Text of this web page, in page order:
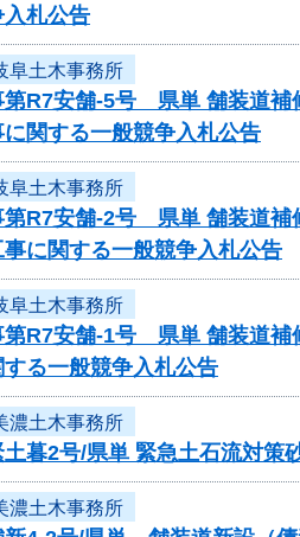
札公告
阜土木事務所
第R7安舗-5号 県単 舗装道
関する一般競争入札公告
阜土木事務所
第R7安舗-2号 県単 舗装道
に関する一般競争入札公告
阜土木事務所
第R7安舗-1号 県単 舗装道
る一般競争入札公告
濃土木事務所
土暮2号/県単 緊急土石流対
濃土木事務所